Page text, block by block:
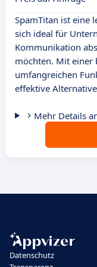
SpamTitan ist eine
sich ideal für
Kommunikation
möchten. Mit einer
umfangreichen
effektive
Mehr Details
Datenschutz